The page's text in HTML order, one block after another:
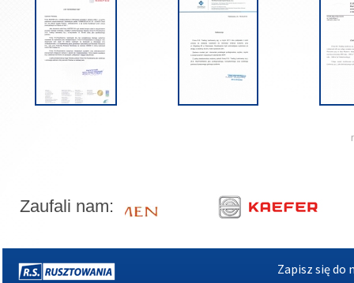
Zaufali nam:
Zapisz się do